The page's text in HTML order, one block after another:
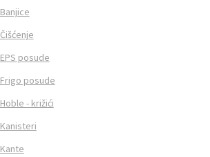
Banjice
Čišćenje
EPS posude
Frigo posude
Hoble - križići
Kanisteri
Kante